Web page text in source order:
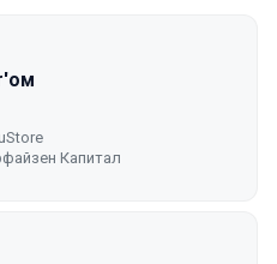
Капитал